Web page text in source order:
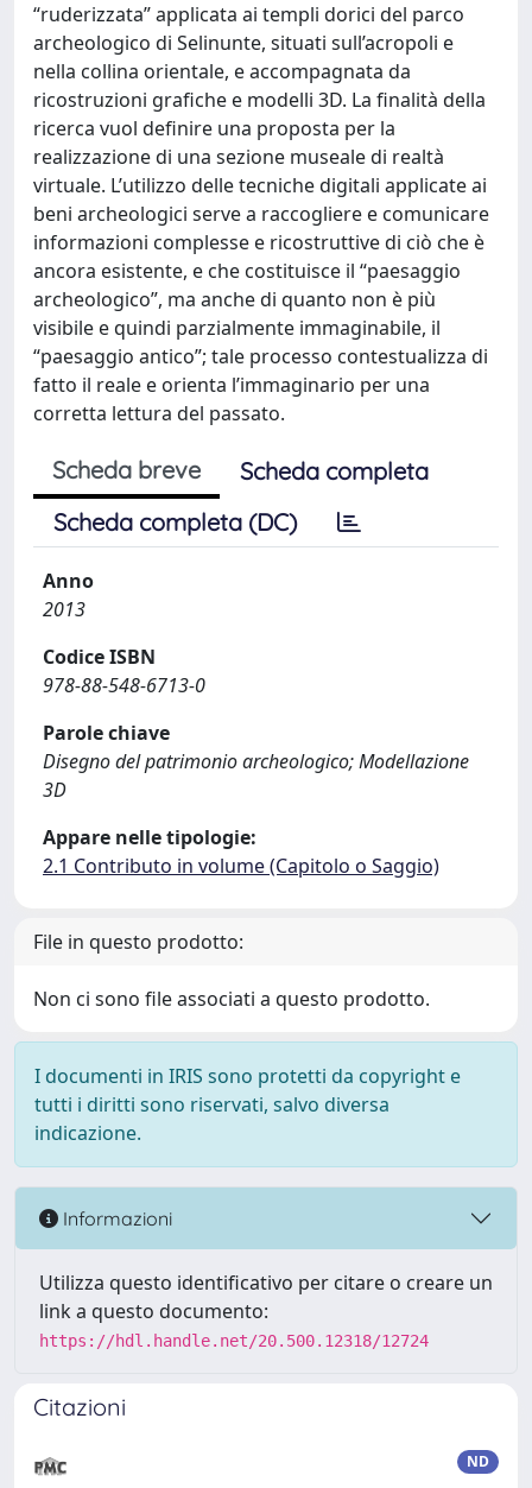
“ruderizzata” applicata ai templi dorici del parco
archeologico di Selinunte, situati sull’acropoli e
nella collina orientale, e accompagnata da
ricostruzioni grafiche e modelli 3D. La finalità della
ricerca vuol definire una proposta per la
realizzazione di una sezione museale di realtà
virtuale. L’utilizzo delle tecniche digitali applicate ai
beni archeologici serve a raccogliere e comunicare
informazioni complesse e ricostruttive di ciò che è
ancora esistente, e che costituisce il “paesaggio
archeologico”, ma anche di quanto non è più
visibile e quindi parzialmente immaginabile, il
“paesaggio antico”; tale processo contestualizza di
fatto il reale e orienta l’immaginario per una
corretta lettura del passato.
Scheda breve
Scheda completa
Scheda completa (DC)
Anno
2013
Codice ISBN
978-88-548-6713-0
Parole chiave
Disegno del patrimonio archeologico; Modellazione
3D
Appare nelle tipologie:
2.1 Contributo in volume (Capitolo o Saggio)
File in questo prodotto:
Non ci sono file associati a questo prodotto.
I documenti in IRIS sono protetti da copyright e
tutti i diritti sono riservati, salvo diversa
indicazione.
Informazioni
Utilizza questo identificativo per citare o creare un
link a questo documento:
https://hdl.handle.net/20.500.12318/12724
Citazioni
ND